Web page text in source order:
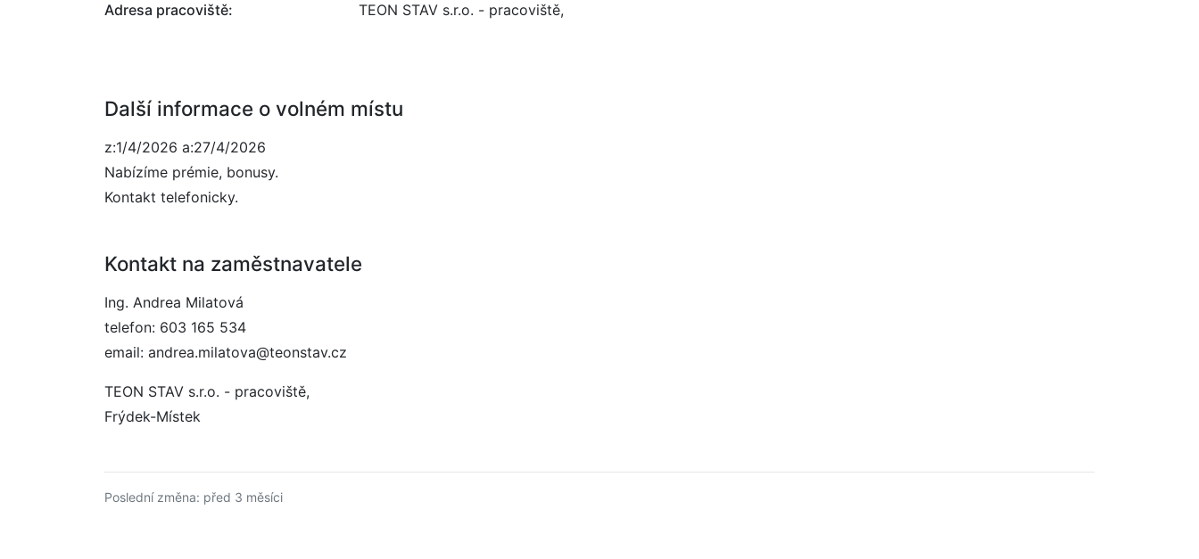
Adresa pracoviště:
TEON STAV s.r.o. - pracoviště,
Další informace o volném místu
z:1/4/2026 a:27/4/2026
Nabízíme prémie, bonusy.
Kontakt telefonicky.
Kontakt na zaměstnavatele
Ing. Andrea Milatová
telefon: 603 165 534
email: andrea.milatova@teonstav.cz
TEON STAV s.r.o. - pracoviště,
Frýdek-Místek
Poslední změna: před 3 měsíci